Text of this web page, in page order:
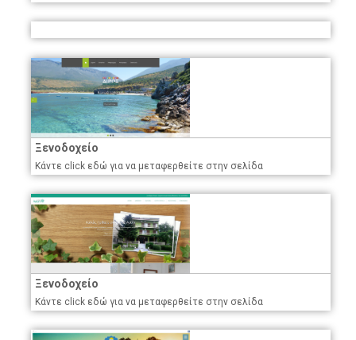
Ξενοδοχείο
Κάντε click εδώ για να μεταφερθείτε στην σελίδα
Ξενοδοχείο
Κάντε click εδώ για να μεταφερθείτε στην σελίδα